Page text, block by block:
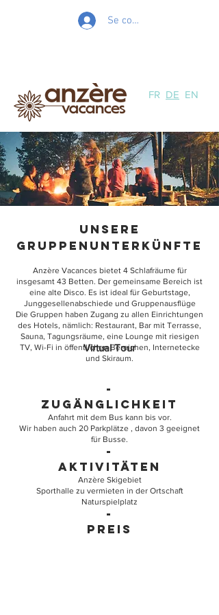
Se connecter
FR DE EN
Unsere
Gruppenunterkünfte
Anzère Vacances bietet 4 Schlafräume für
insgesamt 43 Betten. Der gemeinsame Bereich ist
eine alte Disco. Es ist ideal für Geburtstage,
Junggesellenabschiede und Gruppenausflüge
Die Gruppen haben Zugang zu allen Einrichtungen
des Hotels, nämlich: Restaurant, Bar mit Terrasse,
Sauna, Tagungsräume, eine Lounge mit riesigen
TV, Wi-Fi in öffentlichen Bereichen, Internetecke
und Skiraum.
-
Zugänglichkeit
Anfahrt mit dem Bus kann bis vor.
Wir haben auch 20 Parkplätze , davon 3 geeignet
für Busse.
-
Aktivitäten
Anzère Skigebiet
Sporthalle zu vermieten in der Ortschaft
Naturspielplatz
-
Preis
Virtual Tour